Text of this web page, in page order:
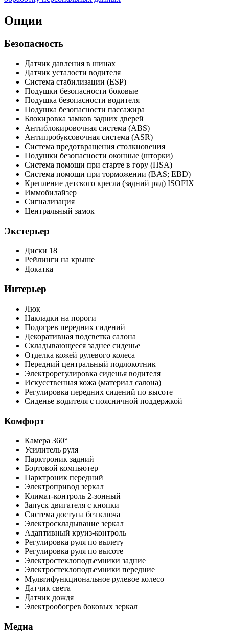
Опции
Безопасность
Датчик давления в шинах
Датчик усталости водителя
Система стабилизации (ESP)
Подушки безопасности боковые
Подушка безопасности водителя
Подушка безопасности пассажира
Блокировка замков задних дверей
Антиблокировочная система (ABS)
Антипробуксовочная система (ASR)
Система предотвращения столкновения
Подушки безопасности оконные (шторки)
Система помощи при старте в гору (HSA)
Система помощи при торможении (BAS; EBD)
Крепление детского кресла (задний ряд) ISOFIX
Иммобилайзер
Сигнализация
Центральный замок
Экстерьер
Диски 18
Рейлинги на крыше
Докатка
Интерьер
Люк
Накладки на пороги
Подогрев передних сидений
Декоративная подсветка салона
Складывающееся заднее сиденье
Отделка кожей рулевого колеса
Передний центральный подлокотник
Электрорегулировка сиденья водителя
Искусственная кожа (материал салона)
Регулировка передних сидений по высоте
Сиденье водителя с поясничной поддержкой
Комфорт
Камера 360°
Усилитель руля
Парктроник задний
Бортовой компьютер
Парктроник передний
Электропривод зеркал
Климат-контроль 2-зонный
Запуск двигателя с кнопки
Система доступа без ключа
Электроскладывание зеркал
Адаптивный круиз-контроль
Регулировка руля по вылету
Регулировка руля по высоте
Электростеклоподъемники задние
Электростеклоподъемники передние
Мультифункциональное рулевое колесо
Датчик света
Датчик дождя
Электрообогрев боковых зеркал
Медиа